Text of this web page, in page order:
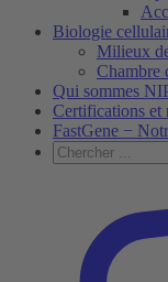
Biologie
Milieux
Chambre
Qui sommes
Certifications et
FastGene −